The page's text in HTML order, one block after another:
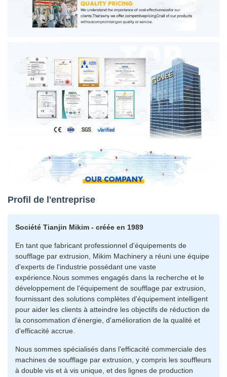
Profil de l'entreprise
Société Tianjin Mikim - créée en 1989
En tant que fabricant professionnel d'équipements de
soufflage par extrusion, Mikim Machinery a réuni une équipe
d'experts de l'industrie possédant une vaste
expérience.Nous sommes engagés dans la recherche et le
développement de l'équipement de soufflage par extrusion,
fournissant des solutions complètes d'équipement intelligent
pour aider les clients à atteindre les objectifs de réduction de
la consommation d'énergie, d'amélioration de la qualité et
d'efficacité accrue.
Nous sommes spécialisés dans l'efficacité commerciale des
machines de soufflage par extrusion, y compris les souffleurs
à double vis et à vis unique, et des lignes de production